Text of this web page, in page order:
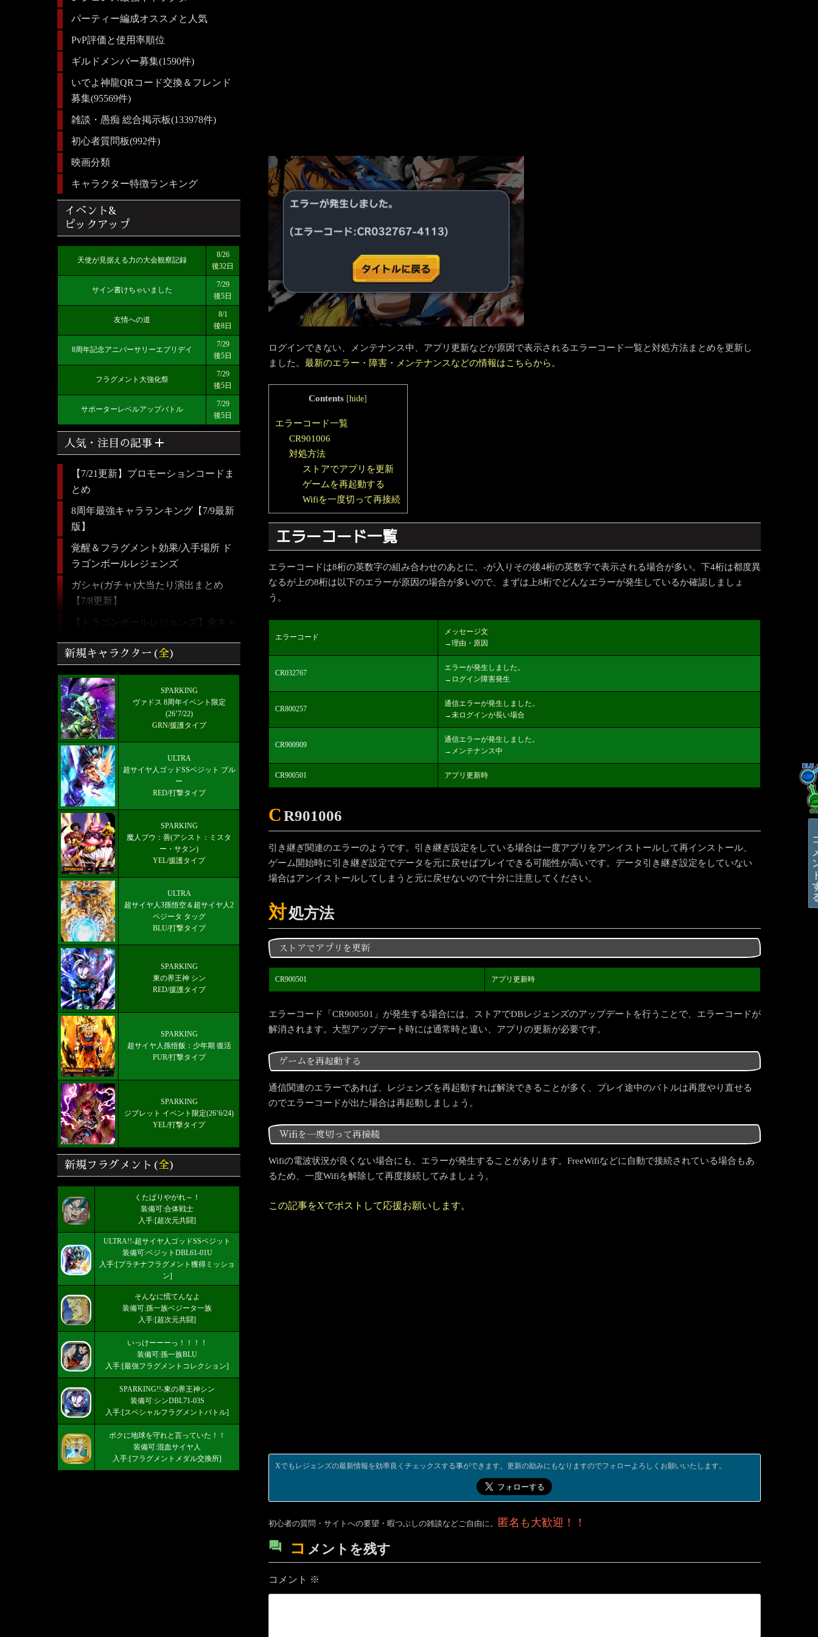
ログインできない、メンテナンス中、アプリ更新などが原因で表示されるエラーコード一覧と対処方法まとめを更新し
ました。 最新のエラー・障害・メンテナンスなどの情報はこちらから。
Contents [hide]
エラーコード一覧
CR901006
対処方法
ストアでアプリを更新
ゲームを再起動する
Wifiを一度切って再接続
エラーコード一覧
エラーコードは8桁の英数字の組み合わせのあとに、-が入りその後4桁の英数字で表示される場合が多い。下4桁は都度異
なるが上の8桁は以下のエラーが原因の場合が多いので、まずは上8桁でどんなエラーが発生しているか確認しましょ
う。
エラーコード
メッセージ文
→理由・原因
CR032767
エラーが発生しました。
→ログイン障害発生
CR800257
通信エラーが発生しました。
→未ログインが長い場合
CR900909
通信エラーが発生しました。
→メンテナンス中
CR900501 アプリ更新時
CR901006
引き継ぎ関連のエラーのようです。引き継ぎ設定をしている場合は一度アプリをアンイストールして再インストール、
ゲーム開始時に引き継ぎ設定でデータを元に戻せばプレイできる可能性が高いです。データ引き継ぎ設定をしていない
場合はアンイストールしてしまうと元に戻せないので十分に注意してください。
対処方法
ストアでアプリを更新
CR900501 アプリ更新時
エラーコード「CR900501」が発生する場合には、ストアでDBレジェンズのアップデートを行うことで、エラーコードが
解消されます。大型アップデート時には通常時と違い、アプリの更新が必要です。
ゲームを再起動する
通信関連のエラーであれば、レジェンズを再起動すれば解決できることが多く、プレイ途中のバトルは再度やり直せる
のでエラーコードが出た場合は再起動しましょう。
Wifiを一度切って再接続
Wifiの電波状況が良くない場合にも、エラーが発生することがあります。FreeWifiなどに自動で接続されている場合もあ
るため、一度Wifiを解除して再度接続してみましょう。
この記事をXでポストして応援お願いします。
Xでもレジェンズの最新情報を効率良くチェックスする事ができます。更新の励みにもなりますのでフォローよろしくお願いいたします。
初心者の質問・サイトへの要望・暇つぶしの雑談などご自由に。 匿名も大歓迎！！
コ メントを残す
コメント ※
パーティー編成オススメと人気
PvP評価と使用率順位
ギルドメンバー募集(1590件)
いでよ神龍QRコード交換＆フレンド
募集(95569件)
雑談・愚痴 総合掲示板(133978件)
初心者質問板(992件)
映画分類
キャラクター特徴ランキング
イベント&
ピックアップ
天使が見据える力の大会観察記録
8/26
後32日
サイン書けちゃいました
7/29
後5日
友情への道
8/1
後8日
8周年記念アニバーサリーエブリデイ
7/29
後5日
フラグメント大強化祭
7/29
後5日
サポーターレベルアップバトル
7/29
後5日
人気・注目の記事 add
【7/21更新】プロモーションコードま
とめ
8周年最強キャラランキング【7/9最新
版】
覚醒＆フラグメント効果/入手場所 ド
ラゴンボールレジェンズ
ガシャ(ガチャ)大当たり演出まとめ
【7/8更新】
【ドラゴンボールレジェンズ】全キャ
最強パーティーとランキング！【5/24
更新】
ULTRA 超サイヤ人ゴッドSSベジット
RED赤属性 レベル5000フルブースト
限界突破★7+
好きなキャラから選ぶチーム編成【パ
ーティー】
最新メインストーリー「第19部3章
(6/10)」配信【更新履歴】
ULTRA「超サイヤ人ゴッドSSベジッ
トブルー」のオススメのパーティー編
成
新規キャラクター(全)
SPARKING
ヴァドス 8周年イベント限定
(26’7/22)
GRN/援護タイプ
ULTRA
超サイヤ人ゴッドSSベジット ブル
ー
RED/打撃タイプ
SPARKING
魔人ブウ：善(アシスト：ミスタ
ー・サタン)
YEL/援護タイプ
ULTRA
超サイヤ人3孫悟空＆超サイヤ人2
ベジータ タッグ
BLU/打撃タイプ
SPARKING
東の界王神 シン
RED/援護タイプ
SPARKING
超サイヤ人孫悟飯：少年期 復活
PUR/打撃タイプ
SPARKING
ジブレット イベント限定(26’6/24)
YEL/打撃タイプ
新規フラグメント(全)
くたばりやがれ～！
装備可:合体戦士
入手:[超次元共闘]
ULTRA!!-超サイヤ人ゴッドSSベジット
装備可:ベジットDBL61-01U
入手:[プラチナフラグメント獲得ミッショ
ン]
そんなに慌てんなよ
装備可:孫一族ベジータ一族
入手:[超次元共闘]
いっけーーーっ！！！！
装備可:孫一族BLU
入手:[最強フラグメントコレクション]
SPARKING!!-東の界王神シン
装備可:シンDBL71-03S
入手:[スペシャルフラグメントバトル]
ボクに地球を守れと言っていた！！
装備可:混血サイヤ人
入手:[フラグメントメダル交換所]
コ